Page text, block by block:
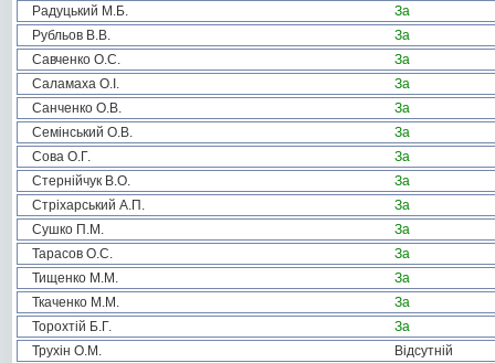
Радуцький М.Б.
За
Рубльов В.В.
За
Савченко О.С.
За
Саламаха О.І.
За
Санченко О.В.
За
Семінський О.В.
За
Сова О.Г.
За
Стернійчук В.О.
За
Стріхарський А.П.
За
Сушко П.М.
За
Тарасов О.С.
За
Тищенко М.М.
За
Ткаченко М.М.
За
Торохтій Б.Г.
За
Трухін О.М.
Відсутній